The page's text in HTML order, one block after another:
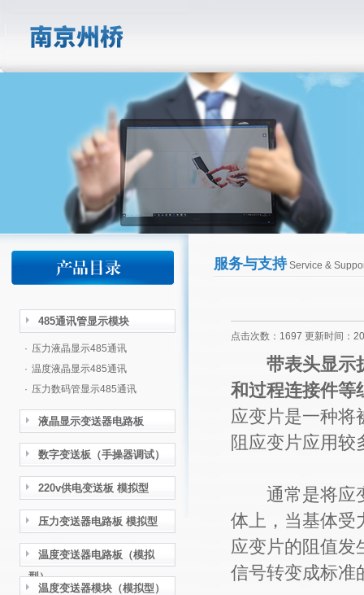
485通讯管显示模块
· 压力液晶显示485通讯
· 温度液晶显示485通讯
· 压力数码管显示485通讯
液晶显示变送器电路板
数字变送板（手操器调试）
220v供电变送板 模拟型
压力变送器电路板 模拟型
温度变送器电路板（模拟
型）
温度变送器模块（模拟型）
服务与支持Service &
点击次数：1697 更新时间：
带表头显示
和过程连接件等
应变片是一种将
阻应变片应用较
通常是将应变
体上，当基体受
应变片的阻值发
信号转变成标准